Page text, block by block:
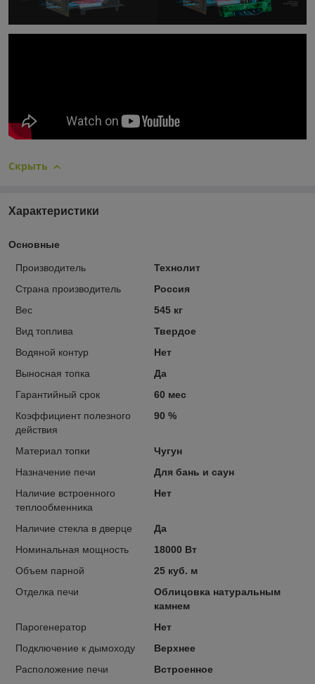
Скрыть
Характеристики
Основные
Производитель
Технолит
Страна производитель
Россия
Вес
545 кг
Вид топлива
Твердое
Водяной контур
Нет
Выносная топка
Да
Гарантийный срок
60 мес
Коэффициент полезного
действия
90 %
Материал топки
Чугун
Назначение печи
Для бань и саун
Наличие встроенного
теплообменника
Нет
Наличие стекла в дверце
Да
Номинальная мощность
18000 Вт
Объем парной
25 куб. м
Отделка печи
Облицовка натуральным
камнем
Парогенератор
Нет
Подключение к дымоходу
Верхнее
Расположение печи
Встроенное